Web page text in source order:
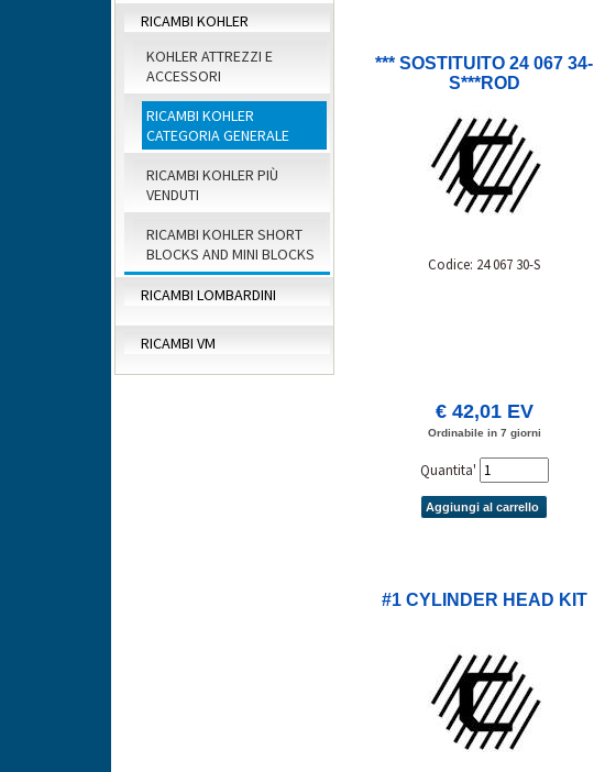
RICAMBI KOHLER
KOHLER ATTREZZI E
ACCESSORI
RICAMBI KOHLER
CATEGORIA GENERALE
RICAMBI KOHLER PIÙ
VENDUTI
RICAMBI KOHLER SHORT
BLOCKS AND MINI BLOCKS
RICAMBI LOMBARDINI
RICAMBI VM
*** SOSTITUITO 24 067 34-
S***ROD
(#2406734S)
Codice: 24 067 30-S
€ 42,01 EV
Ordinabile in 7 giorni
Quantita'
Aggiungi al carrello
#1 CYLINDER HEAD KIT